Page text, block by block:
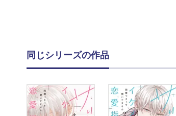
同じシリーズの作品